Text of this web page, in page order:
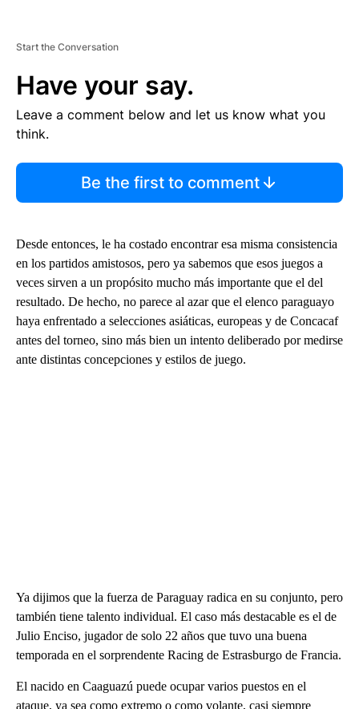
Start the Conversation
Have your say.
Leave a comment below and let us know what you
think.
Be the first to comment
Desde entonces, le ha costado encontrar esa misma consistencia
en los partidos amistosos, pero ya sabemos que esos juegos a
veces sirven a un propósito mucho más importante que el del
resultado. De hecho, no parece al azar que el elenco paraguayo
haya enfrentado a selecciones asiáticas, europeas y de Concacaf
antes del torneo, sino más bien un intento deliberado por medirse
ante distintas concepciones y estilos de juego.
Ya dijimos que la fuerza de Paraguay radica en su conjunto, pero
también tiene talento individual. El caso más destacable es el de
Julio Enciso, jugador de solo 22 años que tuvo una buena
temporada en el sorprendente Racing de Estrasburgo de Francia.
El nacido en Caaguazú puede ocupar varios puestos en el
ataque, ya sea como extremo o como volante, casi siempre